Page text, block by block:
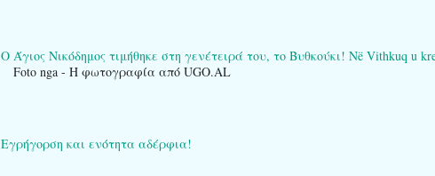
Ο Άγιος Νικόδημος τιμήθηκε στη γενέτειρά του, το Βυθκούκι! Në Vithkuq u
Foto nga - Η φωτογραφία από UGO.AL
Εγρήγορση και ενότητα αδέρφια!